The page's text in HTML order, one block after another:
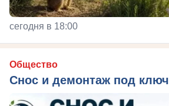
сегодня в 18:00
Общество
Снос и демонтаж под ключ